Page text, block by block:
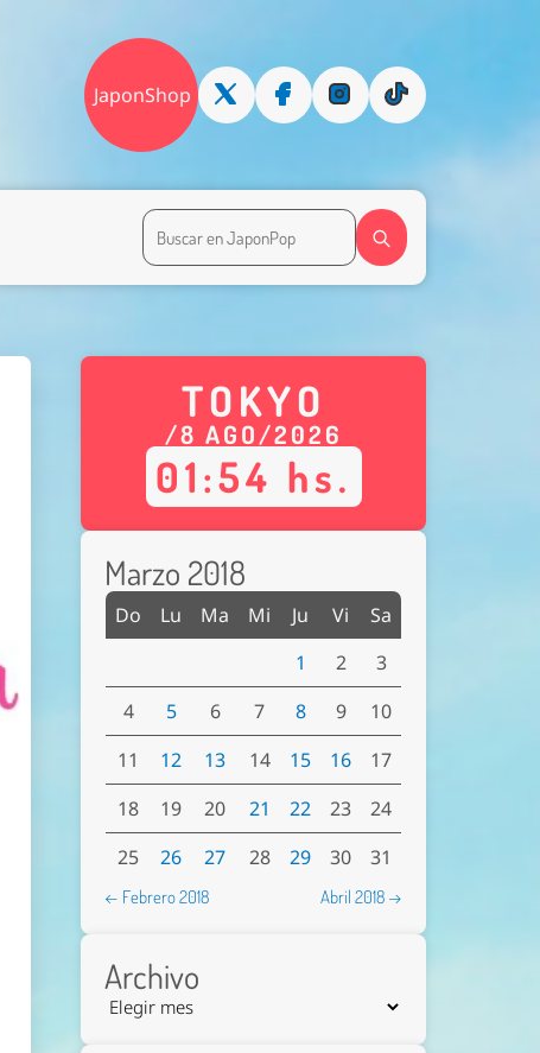
JaponShop
TOKYO
/8 AGO/2026
01:54 hs.
Marzo 2018
Do Lu Ma Mi Ju Vi
Sa
1
2
3
4
5 6 7 8 9
10
11
12 13 14 15 16
17
18
19 20 21 22 23
24
25
26 27 28 29 30 31
← Febrero 2018 Abril 2018 →
Archivo